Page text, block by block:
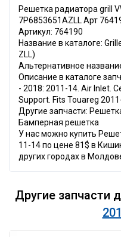
Решетка радиатора grill
7P6853651AZLL Арт
Артикул: 764190
Название в каталоге:
ZLL)
Альтернативное
Описание в каталоге
- 2018: 2011-14. Air Inlet.
Support. Fits Touareg
Другие запчасти:
Бамперная решетка
У нас можно купить
11-14 по цене 81$ в
других городах в
Другие запчасти